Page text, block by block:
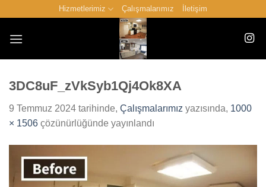
Hizmetlerimiz Çalışmalarımız İletişim
3DC8uF_zVkSyb1Qj4Ok8XA
9 Temmuz 2024 tarihinde, Çalışmalarımız yazısında, 1000
× 1506 çözünürlüğünde yayınlandı